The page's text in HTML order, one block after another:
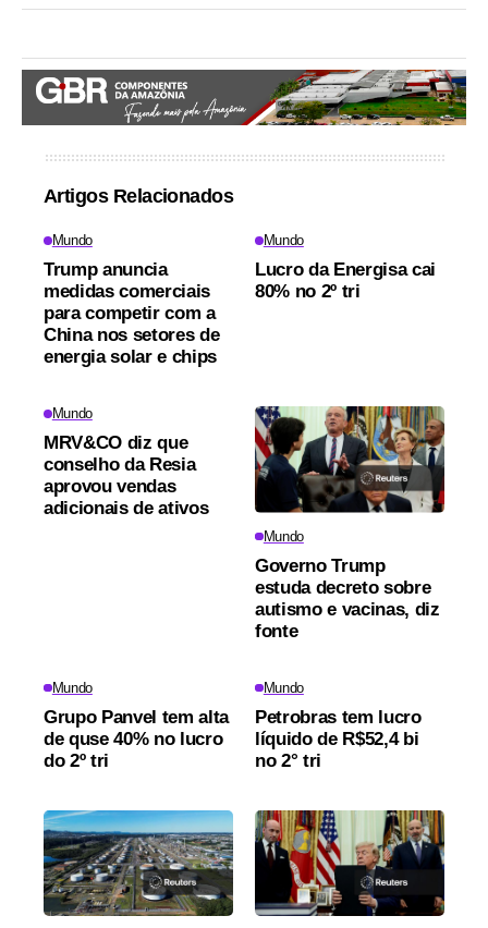
Artigos Relacionados
Mundo
Trump anuncia
medidas comerciais
para competir com a
China nos setores de
energia solar e chips
Mundo
Lucro da Energisa cai
80% no 2º tri
Mundo
MRV&CO diz que
conselho da Resia
aprovou vendas
adicionais de ativos
Mundo
Governo Trump
estuda decreto sobre
autismo e vacinas, diz
fonte
Mundo
Grupo Panvel tem alta
de quse 40% no lucro
do 2º tri
Mundo
Petrobras tem lucro
líquido de R$52,4 bi
no 2° tri